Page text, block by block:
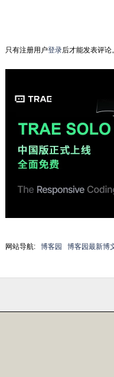
只有注册用户登录后才能发表评论
网站导航: 博客园 博客园最新博